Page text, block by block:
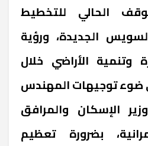
الحالي للتخطيط
الجديدة، ورؤية
وتنمية الأراضي خلال
ضوء توجيهات المهندس
الإسكان والمرافق
بضرورة تعظيم